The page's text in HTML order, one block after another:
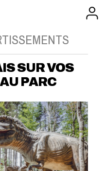
SUR VOS
PARC